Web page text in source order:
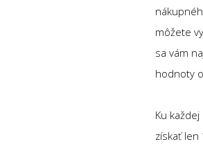
môžete
sa vám
hodnoty
Ku
získať len